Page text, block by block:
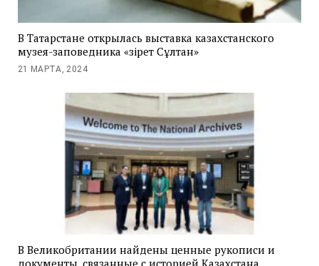
В Татарстане открылась выставка казахстанского
музея-заповедника «Әзірет Сұлтан»
21 МАРТА, 2024
В Великобритании найдены ценные рукописи и